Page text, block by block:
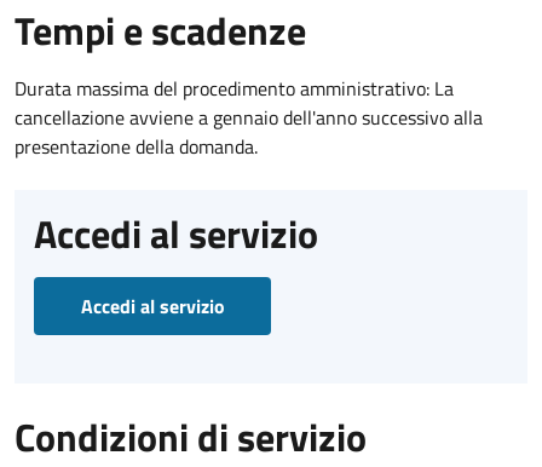
Tempi e scadenze
Durata massima del procedimento amministrativo: La
cancellazione avviene a gennaio dell'anno successivo alla
presentazione della domanda.
Accedi al servizio
Accedi al servizio
Condizioni di servizio